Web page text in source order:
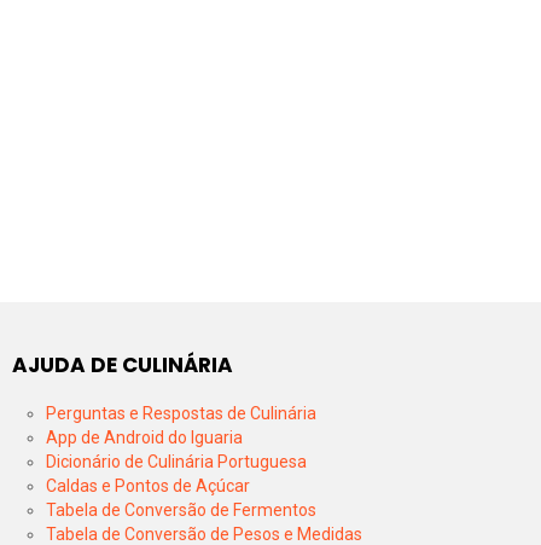
AJUDA DE CULINÁRIA
Perguntas e Respostas de Culinária
App de Android do Iguaria
Dicionário de Culinária Portuguesa
Caldas e Pontos de Açúcar
Tabela de Conversão de Fermentos
Tabela de Conversão de Pesos e Medidas